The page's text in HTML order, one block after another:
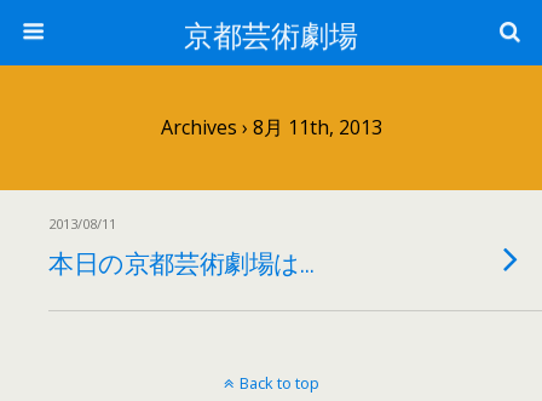
京都芸術劇場
Archives › 8月 11th, 2013
2013/08/11
本日の京都芸術劇場は…
Back to top